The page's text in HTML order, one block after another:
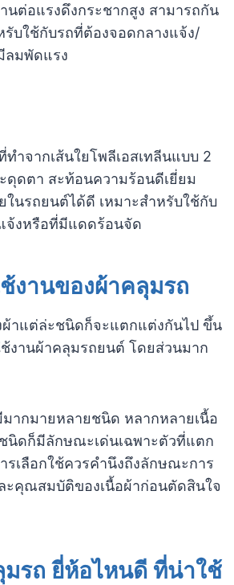
ต่อแรงดึงกระชากสูง สามารถกัน
รับใช้กับรถที่ต้องจอดกลางแจ้ง/
ลมพัดแรง
ำจากเส้นใยโพลีเอสเทลีนแบบ 2
ดุดตา สะท้อนความร้อนดีเยี่ยม
นรถยนต์ได้ดี เหมาะสำหรับใช้กับ
จ้งหรือที่มีแดดร้อนจัด
งานของผ้าคลุมรถ
ผ้าแต่ล่ะชนิดก็จะแตกแต่งกันไป ขึ้น
งานผ้าคลุมรถยนต์ โดยส่วนมาก
ากมายหลายชนิด หลากหลายเนื้อ
นิดก็มีลักษณะเด่นเฉพาะตัวที่แตก
รเลือกใช้ควรคำนึงถึงลักษณะการ
ะคุณสมบัติของเนื้อผ้าก่อนตัดสินใจ
มรถ ยี่ห้อไหนดี ที่น่าใช้